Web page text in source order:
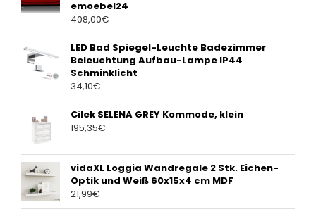
emoebel24
408,00€
LED Bad Spiegel-Leuchte Badezimmer
Beleuchtung Aufbau-Lampe IP44
Schminklicht
34,10€
Cilek SELENA GREY Kommode, klein
195,35€
vidaXL Loggia Wandregale 2 Stk. Eichen-
Optik und Weiß 60x15x4 cm MDF
21,99€